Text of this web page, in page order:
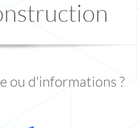
ou d'informations ?